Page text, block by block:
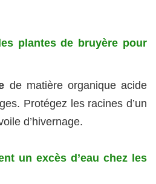
plantes de bruyère pour
de matière organique acide
Protégez les racines d’un
d’hivernage.
un excès d’eau chez les